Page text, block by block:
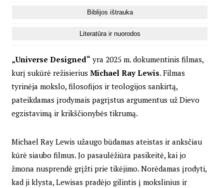
Biblijos ištrauka
Literatūra ir nuorodos
„Universe Designed“ yra 2025 m. dokumentinis filmas,
kurį sukūrė režisierius Michael Ray Lewis. Filmas
tyrinėja mokslo, filosofijos ir teologijos sankirtą,
pateikdamas įrodymais pagrįstus argumentus už Dievo
egzistavimą ir krikščionybės tikrumą.
Michael Ray Lewis užaugo būdamas ateistas ir anksčiau
kūrė siaubo filmus. Jo pasaulėžiūra pasikeitė, kai jo
žmona nusprendė grįžti prie tikėjimo. Norėdamas įrodyti,
kad ji klysta, Lewisas pradėjo gilintis į mokslinius ir